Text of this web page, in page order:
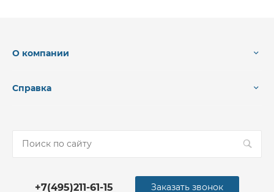
О компании
Справка
+7(495)211-61-15 Заказать звонок